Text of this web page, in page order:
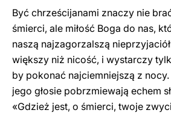
Być chrześcijanami znaczy nie
śmierci, ale miłość Boga do nas,
naszą najzagorzalszą
większy niż nicość, i wystarczy
by pokonać najciemniejszą z nocy.
jego głosie pobrzmiewają echem
«Gdzież jest, o śmierci, twoje